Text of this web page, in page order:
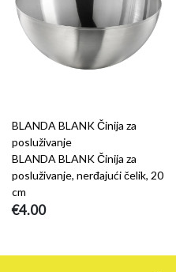
BLANDA BLANK Činija za
posluživanje
BLANDA BLANK Činija za
posluživanje, nerđajući čelik, 20
cm
€4.00